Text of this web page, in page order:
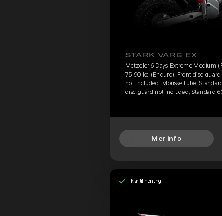
STARK VARG EX
Metzeler 6 Days Extreme Medium
75-90 kg (Enduro), Front disc
not included, Mousse tube,
disc guard not included, Standard
Mer info
Klar til henting